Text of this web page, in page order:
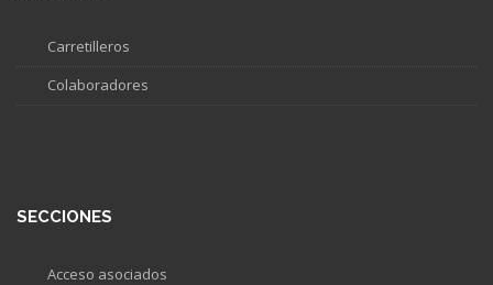
Carretilleros
Colaboradores
SECCIONES
Acceso asociados